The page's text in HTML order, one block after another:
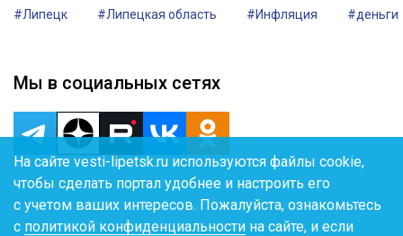
#Липецк #Липецкая область #Инфляция #деньги
Мы в социальных сетях
На сайте vesti-lipetsk.ru используются файлы cookie,
чтобы сделать портал удобнее и настроить его
с учетом ваших интересов. Пожалуйста, ознакомьтесь
с политикой конфиденциальности на сайте, и если